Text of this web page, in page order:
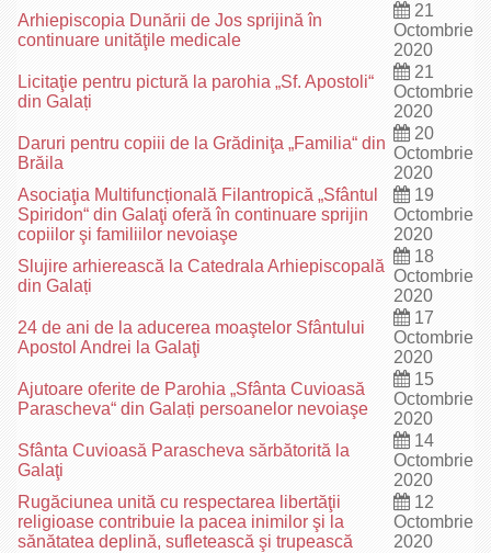
Arhiepiscopia Dunării de Jos sprijină în
continuare unităţile medicale
21
Octombrie
2020
Licitaţie pentru pictură la parohia „Sf. Apostoli“
din Galați
21
Octombrie
2020
Daruri pentru copiii de la Grădiniţa „Familia“ din
Brăila
20
Octombrie
2020
Asociaţia Multifuncțională Filantropică „Sfântul
Spiridon“ din Galaţi oferă în continuare sprijin
copiilor şi familiilor nevoiaşe
19
Octombrie
2020
Slujire arhierească la Catedrala Arhiepiscopală
din Galați
18
Octombrie
2020
24 de ani de la aducerea moaştelor Sfântului
Apostol Andrei la Galaţi
17
Octombrie
2020
Ajutoare oferite de Parohia „Sfânta Cuvioasă
Parascheva“ din Galați persoanelor nevoiaşe
15
Octombrie
2020
Sfânta Cuvioasă Parascheva sărbătorită la
Galaţi
14
Octombrie
2020
Rugăciunea unită cu respectarea libertăţii
religioase contribuie la pacea inimilor şi la
sănătatea deplină, sufletească şi trupească
12
Octombrie
2020